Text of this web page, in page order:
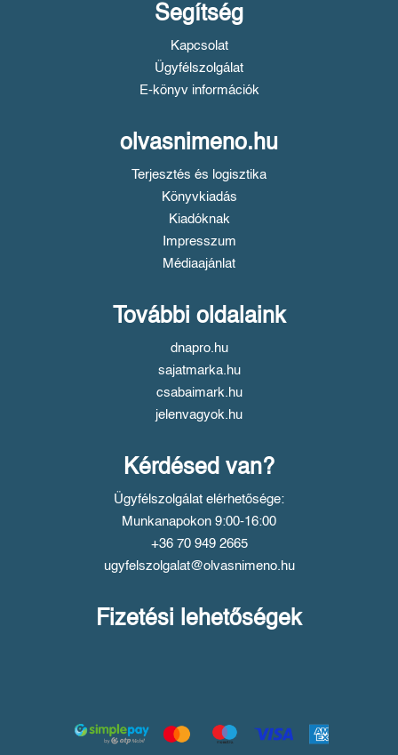
Segítség
Kapcsolat
Ügyfélszolgálat
E-könyv információk
olvasnimeno.hu
Terjesztés és logisztika
Könyvkiadás
Kiadóknak
Impresszum
Médiaajánlat
További oldalaink
dnapro.hu
sajatmarka.hu
csabaimark.hu
jelenvagyok.hu
Kérdésed van?
Ügyfélszolgálat elérhetősége:
Munkanapokon 9:00-16:00
+36 70 949 2665
ugyfelszolgalat@olvasnimeno.hu
Fizetési lehetőségek